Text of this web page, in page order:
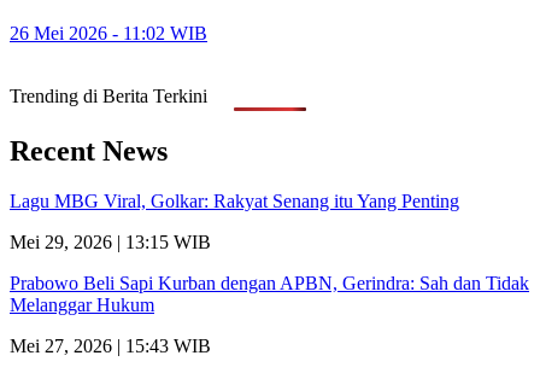
26 Mei 2026 - 11:02 WIB
Trending di Berita Terkini
Recent News
Lagu MBG Viral, Golkar: Rakyat Senang itu Yang Penting
Mei 29, 2026 | 13:15 WIB
Prabowo Beli Sapi Kurban dengan APBN, Gerindra: Sah dan Tidak
Melanggar Hukum
Mei 27, 2026 | 15:43 WIB